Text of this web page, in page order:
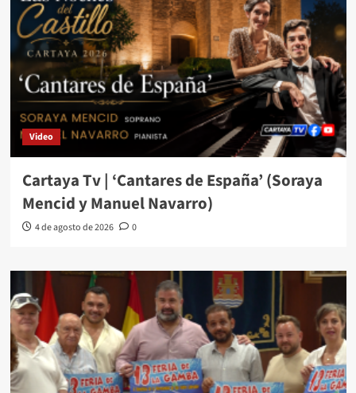
Video
Cartaya Tv | ‘Cantares de España’ (Soraya
Mencid y Manuel Navarro)
4 de agosto de 2026 0